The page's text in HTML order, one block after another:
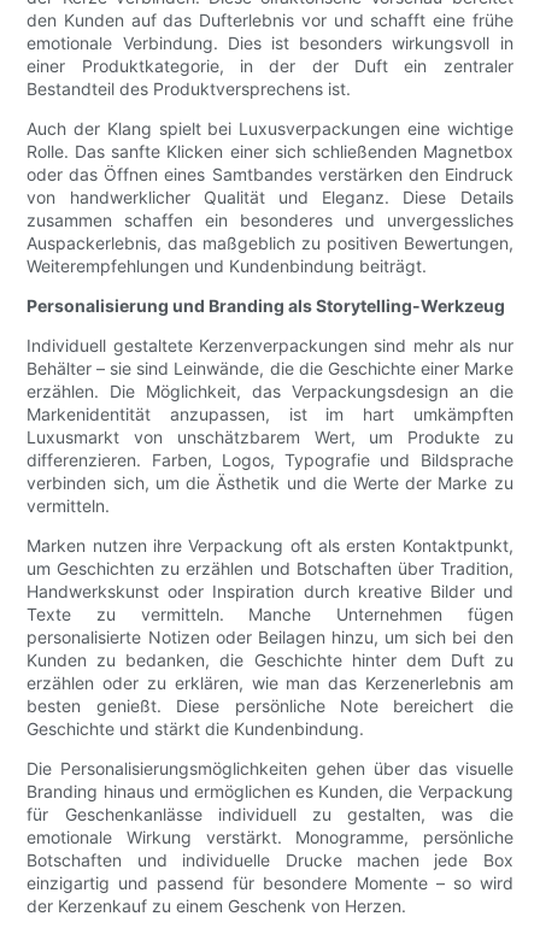
den Kunden auf das Dufterlebnis vor und schafft eine frühe
emotionale Verbindung. Dies ist besonders wirkungsvoll in
einer Produktkategorie, in der der Duft ein zentraler
Bestandteil des Produktversprechens ist.
Auch der Klang spielt bei Luxusverpackungen eine wichtige
Rolle. Das sanfte Klicken einer sich schließenden Magnetbox
oder das Öffnen eines Samtbandes verstärken den Eindruck
von handwerklicher Qualität und Eleganz. Diese Details
zusammen schaffen ein besonderes und unvergessliches
Auspackerlebnis, das maßgeblich zu positiven Bewertungen,
Weiterempfehlungen und Kundenbindung beiträgt.
Personalisierung und Branding als Storytelling-Werkzeug
Individuell gestaltete Kerzenverpackungen sind mehr als nur
Behälter – sie sind Leinwände, die die Geschichte einer Marke
erzählen. Die Möglichkeit, das Verpackungsdesign an die
Markenidentität anzupassen, ist im hart umkämpften
Luxusmarkt von unschätzbarem Wert, um Produkte zu
differenzieren. Farben, Logos, Typografie und Bildsprache
verbinden sich, um die Ästhetik und die Werte der Marke zu
vermitteln.
Marken nutzen ihre Verpackung oft als ersten Kontaktpunkt,
um Geschichten zu erzählen und Botschaften über Tradition,
Handwerkskunst oder Inspiration durch kreative Bilder und
Texte zu vermitteln. Manche Unternehmen fügen
personalisierte Notizen oder Beilagen hinzu, um sich bei den
Kunden zu bedanken, die Geschichte hinter dem Duft zu
erzählen oder zu erklären, wie man das Kerzenerlebnis am
besten genießt. Diese persönliche Note bereichert die
Geschichte und stärkt die Kundenbindung.
Die Personalisierungsmöglichkeiten gehen über das visuelle
Branding hinaus und ermöglichen es Kunden, die Verpackung
für Geschenkanlässe individuell zu gestalten, was die
emotionale Wirkung verstärkt. Monogramme, persönliche
Botschaften und individuelle Drucke machen jede Box
einzigartig und passend für besondere Momente – so wird
der Kerzenkauf zu einem Geschenk von Herzen.